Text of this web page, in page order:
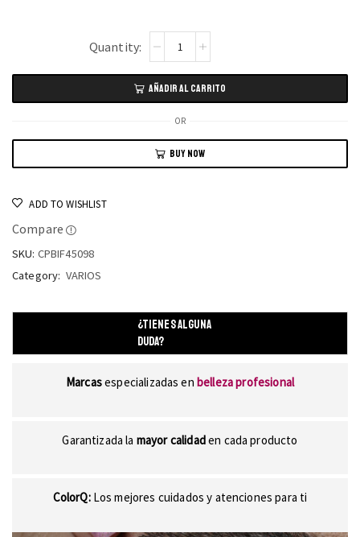
AÑADIR AL CARRITO
OR
BUY NOW
ADD TO WISHLIST
Compare
SKU: CPBIF45098
Category: VARIOS
¿TIENES ALGUNA
DUDA?
Marcasespecializadas en belleza profesional
Garantizada la mayor calidaden cada producto
ColorQ:Los mejores cuidados y atenciones para ti